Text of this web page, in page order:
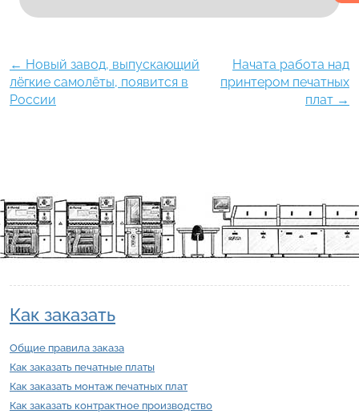
← Новый завод, выпускающий
лёгкие самолёты, появится в
России
Начата работа над
принтером печатных
плат →
Как заказать
Общие правила заказа
Как заказать печатные платы
Как заказать монтаж печатных плат
Как заказать контрактное производство